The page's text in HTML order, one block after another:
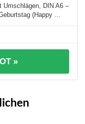
Umschlägen, DIN A6 –
(Happy ...
»